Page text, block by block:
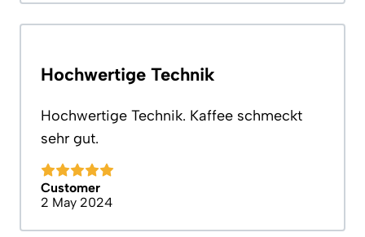
Hochwertige Technik
Hochwertige Technik. Kaffee schmeckt
sehr gut.
Customer
2 May 2024